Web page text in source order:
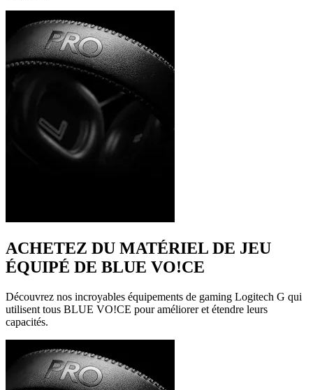
ACHETEZ DU MATÉRIEL DE JEU
ÉQUIPÉ DE BLUE VO!CE
Découvrez nos incroyables équipements de gaming Logitech G qui
utilisent tous BLUE VO!CE pour améliorer et étendre leurs
capacités.